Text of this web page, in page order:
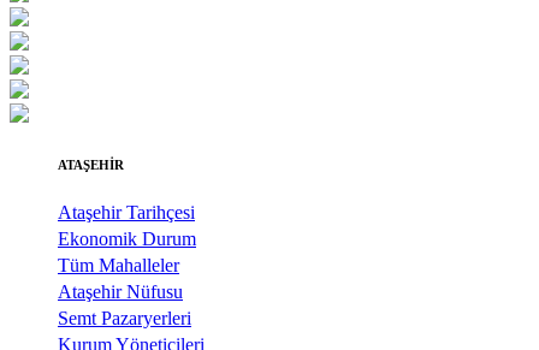
ATAŞEHİR
Ataşehir Tarihçesi
Ekonomik Durum
Tüm Mahalleler
Ataşehir Nüfusu
Semt Pazaryerleri
Kurum Yöneticileri